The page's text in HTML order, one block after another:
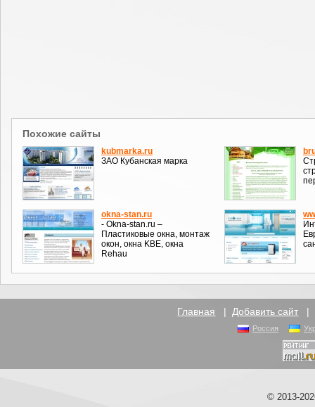
Похожие сайты
kubmarka.ru
ЗАО Кубанская марка
okna-stan.ru
- Okna-stan.ru –
Пластиковые окна, монтаж
окон, окна KBE, окна
Rehau
Главная | Добавить сайт |
Россия
© 2013-